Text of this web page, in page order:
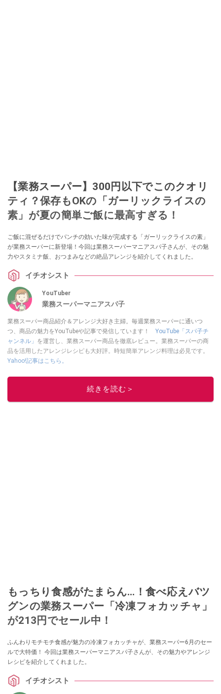
【業務スーパー】300円以下でこのクオリ
ティ？保存もOKの「ガーリックライスの
素」が夏の簡単ご飯に最高すぎる！
ご飯に混ぜるだけでパンチの効いた味が完成する「ガーリックライスの素」
が業務スーパーに新登場！今回は業務スーパーマニアスパ子さんが、その魅
力やスタミナ飯、おつまみなどの絶品アレンジを紹介してくれました。
イチオシスト
YouTuber
業務スーパーマニアスパ子
業務スーパー商品紹介＆アレンジ大好き主婦。毎週業務スーパーに通いつ
つ、商品の魅力をYouTubeや記事で発信しています！ YouTube「スパ子チ
ャンネル」 を運営し、業務スーパー商品を徹底レビュー。業務スーパーの商
品を活用したアレンジレシピも大好評。時短簡単アレンジ料理は必見です。
Yahoo!記事はこちら。
このイチオシストの他の記事を読む
続きを読む＞
もっちり食感がたまらん…！食べ応えバツ
グンの業務スーパー「冷凍フォカッチャ」
が213円でセール中！
ふんわりモチモチ食感が魅力の冷凍フォカッチャが、業務スーパー6月のセー
ルで大特価！ 今回は業務スーパーマニアスパ子さんが、その魅力やアレンジ
レシピを紹介してくれました。
イチオシスト